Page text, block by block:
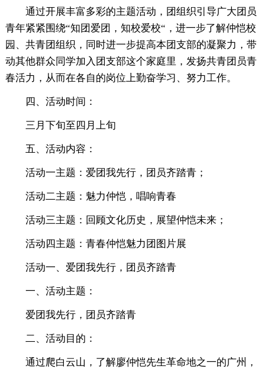
通过开展丰富多彩的主题活动，团组织引导广大团员
青年紧紧围绕“知团爱团，知校爱校“，进一步了解仲恺校
园、共青团组织，同时进一步提高本团支部的凝聚力，带
动其他群众同学加入团支部这个家庭里，发扬共青团员青
春活力，从而在各自的岗位上勤奋学习、努力工作。
四、活动时间：
三月下旬至四月上旬
五、活动内容：
活动一主题：爱团我先行，团员齐踏青；
活动二主题：魅力仲恺，唱响青春
活动三主题：回顾文化历史，展望仲恺未来；
活动四主题：青春仲恺魅力团图片展
活动一、爱团我先行，团员齐踏青
一、活动主题：
爱团我先行，团员齐踏青
二、活动目的：
通过爬白云山，了解廖仲恺先生革命地之一的广州，